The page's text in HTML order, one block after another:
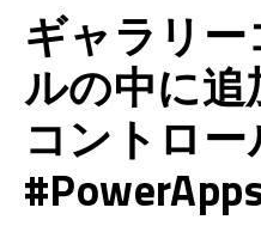
ギャラリ
ルの中に
コントロー